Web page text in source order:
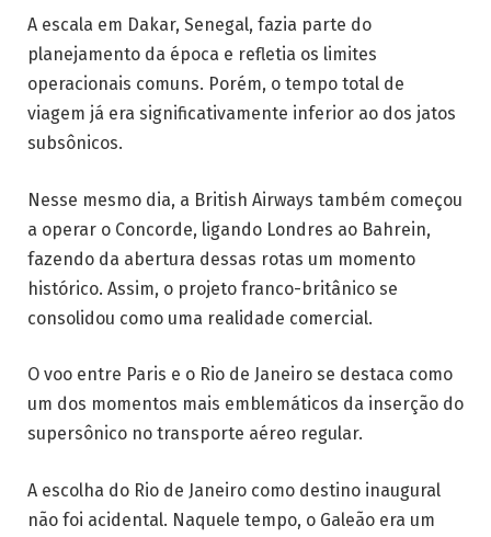
A escala em Dakar, Senegal, fazia parte do
planejamento da época e refletia os limites
operacionais comuns. Porém, o tempo total de
viagem já era significativamente inferior ao dos jatos
subsônicos.
Nesse mesmo dia, a British Airways também começou
a operar o Concorde, ligando Londres ao Bahrein,
fazendo da abertura dessas rotas um momento
histórico. Assim, o projeto franco-britânico se
consolidou como uma realidade comercial.
O voo entre Paris e o Rio de Janeiro se destaca como
um dos momentos mais emblemáticos da inserção do
supersônico no transporte aéreo regular.
A escolha do Rio de Janeiro como destino inaugural
não foi acidental. Naquele tempo, o Galeão era um